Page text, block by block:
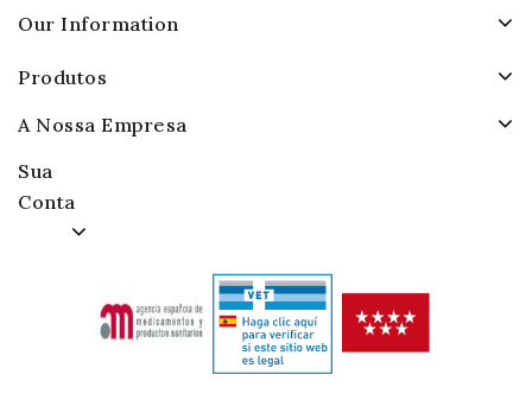
Our Information
Produtos
A Nossa Empresa
Sua
Conta